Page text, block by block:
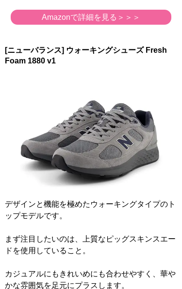
Amazonで詳細を見る＞＞＞
[ニューバランス] ウォーキングシューズ Fresh
Foam 1880 v1
デザインと機能を極めたウォーキングタイプのト
ップモデルです。
まず注目したいのは、上質なピッグスキンスエー
ドを使用していること。
カジュアルにもきれいめにも合わせやすく、華や
かな雰囲気を足元にプラスします。